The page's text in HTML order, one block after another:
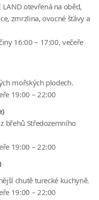
otevřená na oběd,
zmrzlina, ovocné šťávy a
16:00 – 17:00, večeře
mořských plodech.
19:00 – 22:00
břehů Středozemního
19:00 – 22:00
chutě turecké kuchyně.
19:00 – 22:00